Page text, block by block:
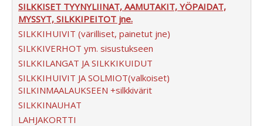
SILKKISET TYYNYLIINAT, AAMUTAKIT, YÖPAIDAT,
MYSSYT, SILKKIPEITOT jne.
SILKKIHUIVIT (värilliset, painetut jne)
SILKKIVERHOT ym. sisustukseen
SILKKILANGAT JA SILKKIKUIDUT
SILKKIHUIVIT JA SOLMIOT(valkoiset)
SILKINMAALAUKSEEN +silkkivärit
SILKKINAUHAT
LAHJAKORTTI